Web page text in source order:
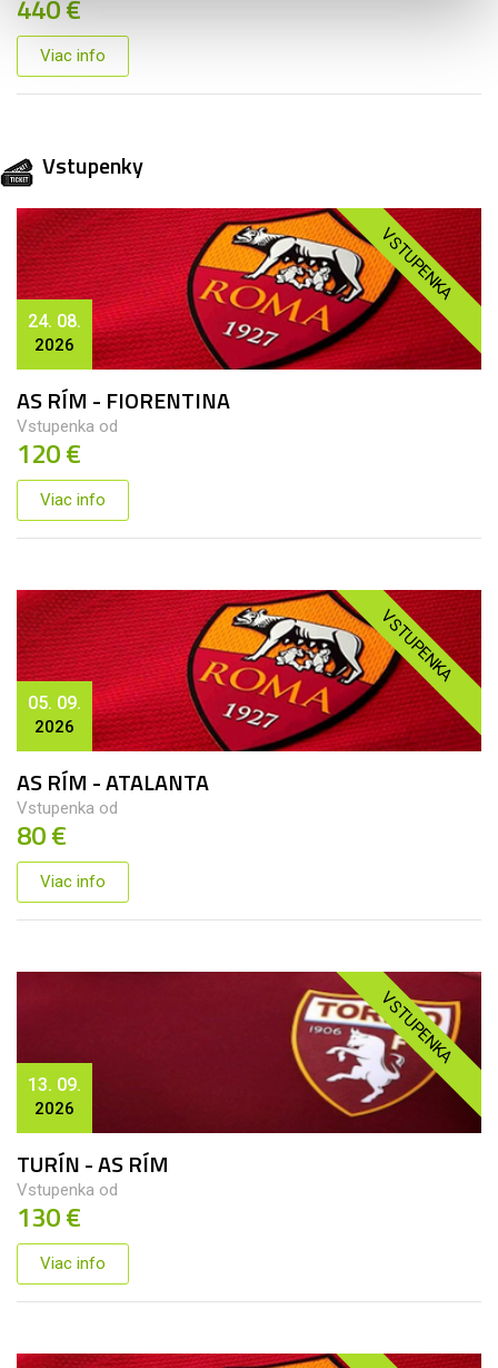
440 €
Viac info
Vstupenky
VSTUPENKA
24. 08.
2026
AS RÍM - FIORENTINA
Vstupenka od
120 €
Viac info
VSTUPENKA
05. 09.
2026
AS RÍM - ATALANTA
Vstupenka od
80 €
Viac info
VSTUPENKA
13. 09.
2026
TURÍN - AS RÍM
Vstupenka od
130 €
Viac info